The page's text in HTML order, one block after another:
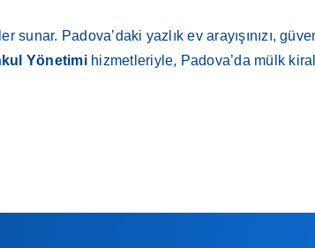
Padova’daki yazlık ev arayışınızı,
Yönetimihizmetleriyle, Padova’da mülk